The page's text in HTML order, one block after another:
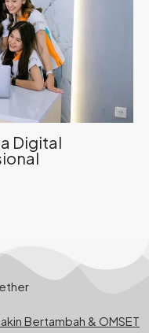
Digital
Bertambah & OMSET